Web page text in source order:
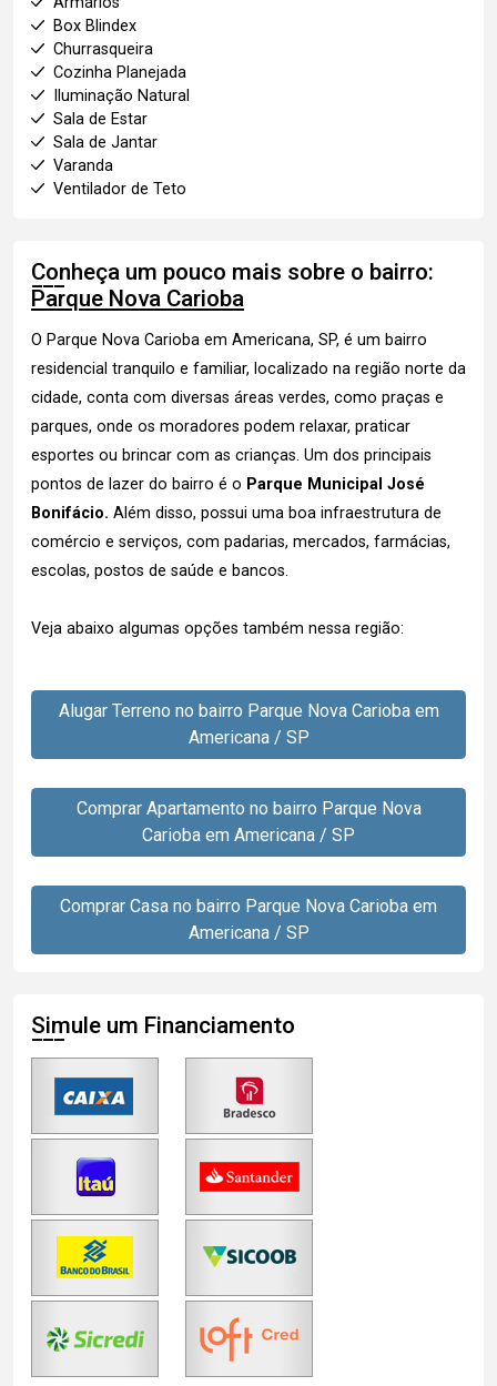
Box Blindex
Churrasqueira
Cozinha Planejada
Iluminação Natural
Sala de Estar
Sala de Jantar
Varanda
Ventilador de Teto
Conheça um pouco mais sobre o bairro:
Parque Nova Carioba
O Parque Nova Carioba em Americana, SP, é um bairro
residencial tranquilo e familiar, localizado na região norte da
cidade, conta com diversas áreas verdes, como praças e
parques, onde os moradores podem relaxar, praticar
esportes ou brincar com as crianças. Um dos principais
pontos de lazer do bairro é o Parque Municipal José
Bonifácio. Além disso, possui uma boa infraestrutura de
comércio e serviços, com padarias, mercados, farmácias,
escolas, postos de saúde e bancos.
Veja abaixo algumas opções também nessa região:
Alugar Terreno no bairro Parque Nova Carioba em
Americana / SP
Comprar Apartamento no bairro Parque Nova
Carioba em Americana / SP
Comprar Casa no bairro Parque Nova Carioba em
Americana / SP
Simule um Financiamento